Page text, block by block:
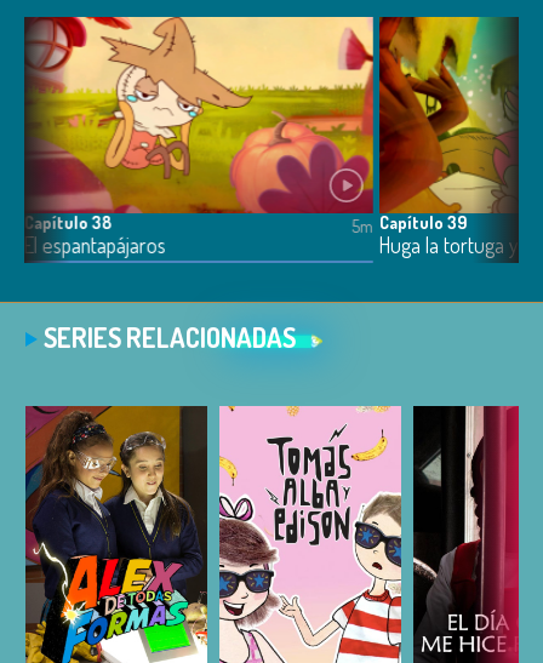
Capítulo 38
El espantapájaros
5m Capítulo 39
Huga la tortuga y
SERIES RELACIONADAS
ESCUCHAR ESCUCHAR